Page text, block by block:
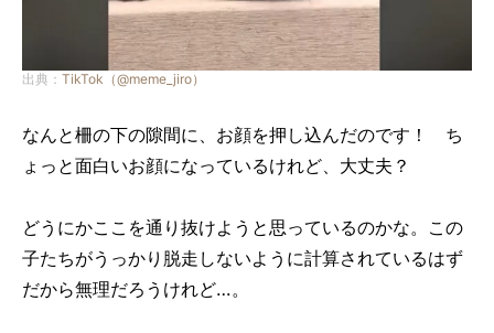
出典： TikTok（@meme_jiro）
なんと柵の下の隙間に、お顔を押し込んだのです！ ち
ょっと面白いお顔になっているけれど、大丈夫？
どうにかここを通り抜けようと思っているのかな。この
子たちがうっかり脱走しないように計算されているはず
だから無理だろうけれど…。